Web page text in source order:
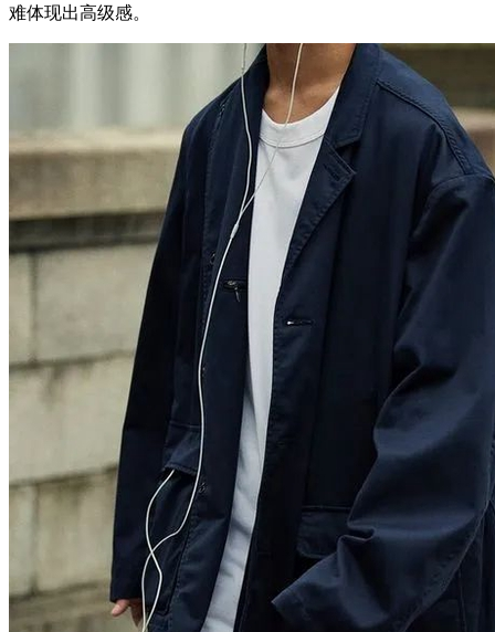
难体现出高级感。